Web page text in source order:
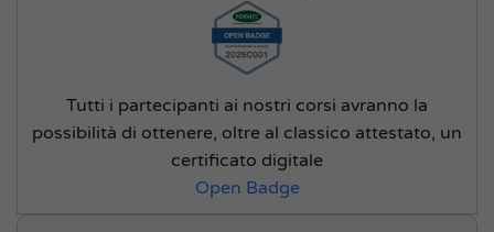
Tutti i partecipanti ai nostri corsi avranno la
possibilità di ottenere, oltre al classico attestato, un
certificato digitale
Open Badge